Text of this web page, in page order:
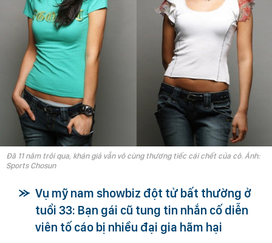
Đã 11 năm trôi qua, khán giả vẫn vô cùng thương tiếc cái chết của cô. Ảnh:
Sports Chosun
Vụ mỹ nam showbiz đột tử bất thường ở
tuổi 33: Bạn gái cũ tung tin nhắn cố diễn
viên tố cáo bị nhiều đại gia hãm hại